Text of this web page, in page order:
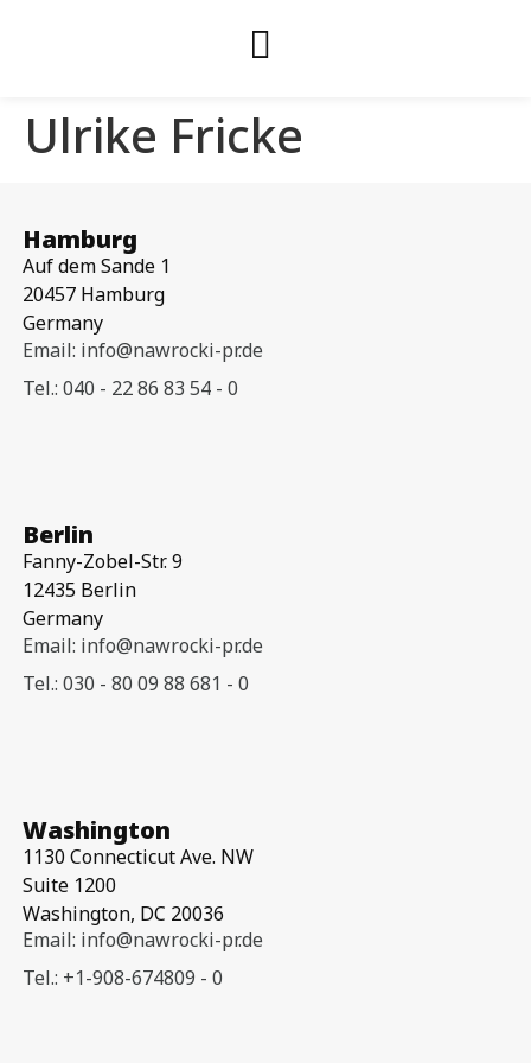
Ulrike Fricke
Hamburg
Auf dem Sande 1
20457 Hamburg
Germany
Email: info@nawrocki-pr.de
Tel.: 040 - 22 86 83 54 - 0
Berlin
Fanny-Zobel-Str. 9
12435 Berlin
Germany
Email: info@nawrocki-pr.de
Tel.: 030 - 80 09 88 681 - 0
Washington
1130 Connecticut Ave. NW
Suite 1200
Washington, DC 20036
Email: info@nawrocki-pr.de
Tel.: +1-908-674809 - 0